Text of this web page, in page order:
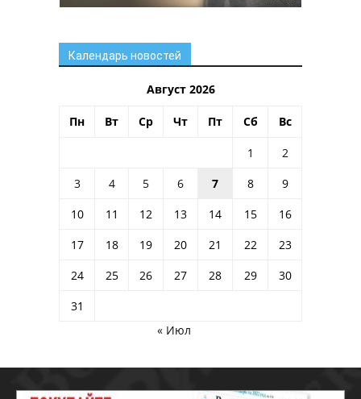
Календарь новостей
Август 2026
Пн Вт Ср Чт Пт Сб Вс
1
2
3
4 5 6 7 8
9
10
11 12 13 14 15
16
17
18 19 20 21 22
23
24
25 26 27 28 29
30
31
« Июл